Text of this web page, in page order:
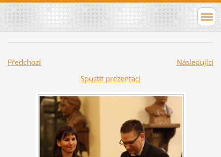
Předchozí
Následující
Spustit prezentaci